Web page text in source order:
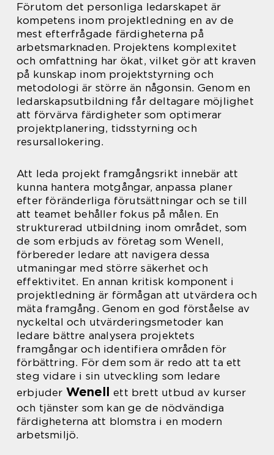
Förutom det personliga ledarskapet är
kompetens inom projektledning en av de
mest efterfrågade färdigheterna på
arbetsmarknaden. Projektens komplexitet
och omfattning har ökat, vilket gör att kraven
på kunskap inom projektstyrning och
metodologi är större än någonsin. Genom en
ledarskapsutbildning får deltagare möjlighet
att förvärva färdigheter som optimerar
projektplanering, tidsstyrning och
resursallokering.
Att leda projekt framgångsrikt innebär att
kunna hantera motgångar, anpassa planer
efter föränderliga förutsättningar och se till
att teamet behåller fokus på målen. En
strukturerad utbildning inom området, som
de som erbjuds av företag som Wenell,
förbereder ledare att navigera dessa
utmaningar med större säkerhet och
effektivitet. En annan kritisk komponent i
projektledning är förmågan att utvärdera och
mäta framgång. Genom en god förståelse av
nyckeltal och utvärderingsmetoder kan
ledare bättre analysera projektets
framgångar och identifiera områden för
förbättring. För dem som är redo att ta ett
steg vidare i sin utveckling som ledare
erbjuder Wenell ett brett utbud av kurser
och tjänster som kan ge de nödvändiga
färdigheterna att blomstra i en modern
arbetsmiljö.